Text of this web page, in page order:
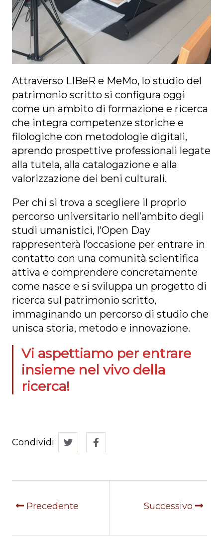
Attraverso LIBeR e MeMo, lo studio del
patrimonio scritto si configura oggi
come un ambito di formazione e ricerca
che integra competenze storiche e
filologiche con metodologie digitali,
aprendo prospettive professionali legate
alla tutela, alla catalogazione e alla
valorizzazione dei beni culturali.
Per chi si trova a scegliere il proprio
percorso universitario nell’ambito degli
studi umanistici, l’Open Day
rappresenterà l’occasione per entrare in
contatto con una comunità scientifica
attiva e comprendere concretamente
come nasce e si sviluppa un progetto di
ricerca sul patrimonio scritto,
immaginando un percorso di studio che
unisca storia, metodo e innovazione.
Vi aspettiamo per entrare
insieme nel vivo della
ricerca!
Condividi
Precedente Successivo